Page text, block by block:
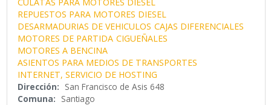
REPUESTOS PARA MOTORES DIESEL
DESARMADURIAS DE VEHICULOS CAJAS DIFERENCIALES
MOTORES DE PARTIDA CIGUEÑALES
MOTORES A BENCINA
ASIENTOS PARA MEDIOS DE TRANSPORTES
INTERNET, SERVICIO DE HOSTING
Dirección: San Francisco de Asis 648
Comuna: Santiago